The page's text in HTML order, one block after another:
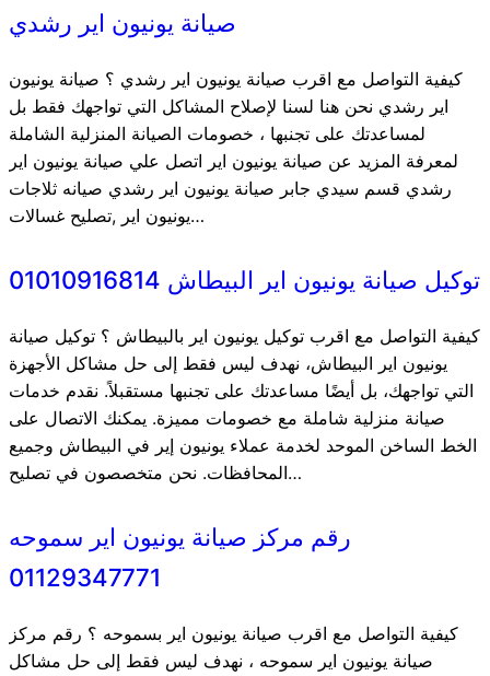
صيانة يونيون اير رشدي
كيفية التواصل مع اقرب صيانة يونيون اير رشدي ؟ صيانة يونيون
اير رشدي نحن هنا لسنا لإصلاح المشاكل التي تواجهك فقط بل
لمساعدتك على تجنبها ، خصومات الصيانة المنزلية الشاملة
لمعرفة المزيد عن صيانة يونيون اير اتصل علي صيانة يونيون اير
رشدي قسم سيدي جابر صيانة يونيون اير رشدي صيانه ثلاجات
يونيون اير ,تصليح غسالات…
توكيل صيانة يونيون اير البيطاش 01010916814
كيفية التواصل مع اقرب توكيل يونيون اير بالبيطاش ؟ توكيل صيانة
يونيون اير البيطاش، نهدف ليس فقط إلى حل مشاكل الأجهزة
التي تواجهك، بل أيضًا مساعدتك على تجنبها مستقبلاً. نقدم خدمات
صيانة منزلية شاملة مع خصومات مميزة. يمكنك الاتصال على
الخط الساخن الموحد لخدمة عملاء يونيون إير في البيطاش وجميع
المحافظات. نحن متخصصون في تصليح…
رقم مركز صيانة يونيون اير سموحه
01129347771
كيفية التواصل مع اقرب صيانة يونيون اير بسموحه ؟ رقم مركز
صيانة يونيون اير سموحه ، نهدف ليس فقط إلى حل مشاكل